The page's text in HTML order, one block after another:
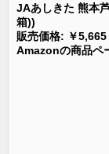
JAあしきた 熊本
箱))
販売価格: ￥
Amazonの商品ペ